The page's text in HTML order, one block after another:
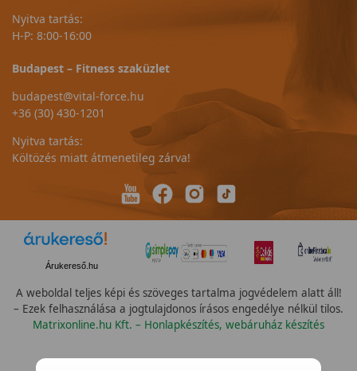
Nyitva tartás:
H-P: 8:00-16:00
Budapest – Fitness szaküzlet
budapest@vital-force.hu
+36 (30) 430-1201
Nyitva tartás:
Költözés miatt átmenetileg zárva!
Árukereső.hu
A weboldal teljes képi és szöveges tartalma jogvédelem alatt áll!
– Ezek felhasználása a jogtulajdonos írásos engedélye nélkül tilos.
Matrixonline.hu Kft. – Honlapkészítés, webáruház készítés